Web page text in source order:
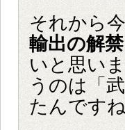
それから
輸出の解禁
いと思い
うのは「
たんです